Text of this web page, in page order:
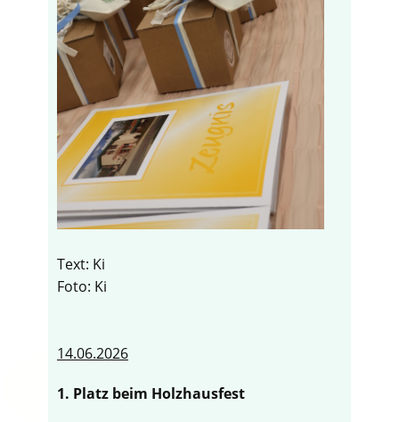
Text: Ki
Foto: Ki
14.06.2026
1. Platz beim Holzhausfest